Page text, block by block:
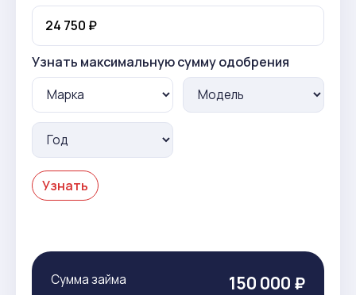
Узнать максимальную сумму одобрения
Узнать
Сумма займа 150 000 ₽